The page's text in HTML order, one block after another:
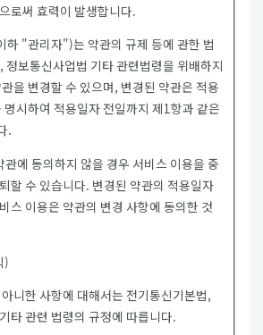
로써 효력이 발생합니다.
하 "관리자")는 약관의 규제 등에 관한 법
정보통신사업법 기타 관련법령을 위배하지
을 변경할 수 있으며, 변경된 약관은 적용
명시하여 적용일자 전일까지 제1항과 같은
.
에 동의하지 않을 경우 서비스 이용을 중
할 수 있습니다. 변경된 약관의 적용일자
스 이용은 약관의 변경 사항에 동의한 것
)
니한 사항에 대해서는 전기통신기본법,
타 관련 법령의 규정에 따릅니다.